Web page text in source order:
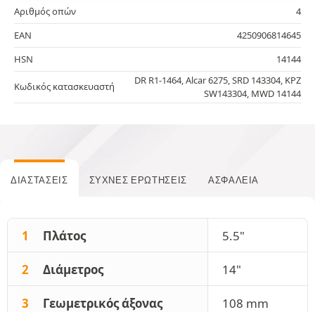
Αριθμός οπών
4
EAN
4250906814645
HSN
14144
Κωδικός κατασκευαστή
DR R1-1464, Alcar 6275, SRD 143304, KPZ
SW143304, MWD 14144
ΔΙΑΣΤΆΣΕΙΣ ΣΥΧΝΈΣ ΕΡΩΤΉΣΕΙΣ ΑΣΦΆΛΕΙΑ
1 Πλάτος 5.5"
2 Διάμετρος 14"
3 Γεωμετρικός άξονας 108 mm